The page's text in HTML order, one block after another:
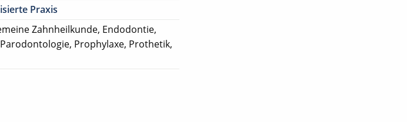
Praxis
Zahnheilkunde, Endodontie,
Prophylaxe, Prothetik,